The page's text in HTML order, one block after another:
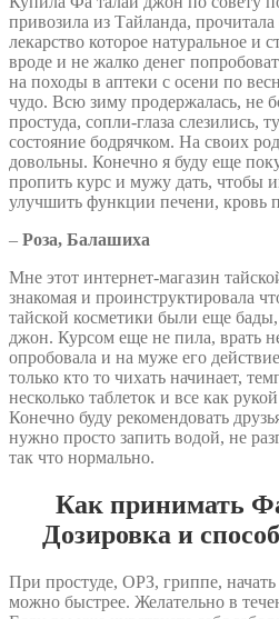
привозила из Тайланда, прочитала
лекарство которое натуральное и
вроде и не жалко денег
на походы в аптеки с осени по
чудо. Всю зиму продержалась, не
простуда, сопли-глаза слезились,
состояние бодрячком. На своих
довольны. Конечно я буду еще
пропить курс и мужу дать, чтобы
улучшить функции печени, кровь
– Роза, Балашиха
Мне этот интернет-магазин
знакомая и проинструктировала
тайской косметики были еще
джон. Курсом еще не пила, врать
опробовала и на муже его
только кто то чихать начинает,
несколько таблеток и все как
Конечно буду рекомендовать
нужно просто запить водой, не
так что нормально.
Как принимать
Дозировка и
При простуде, ОРЗ, гриппе,
можно быстрее. Желательно в